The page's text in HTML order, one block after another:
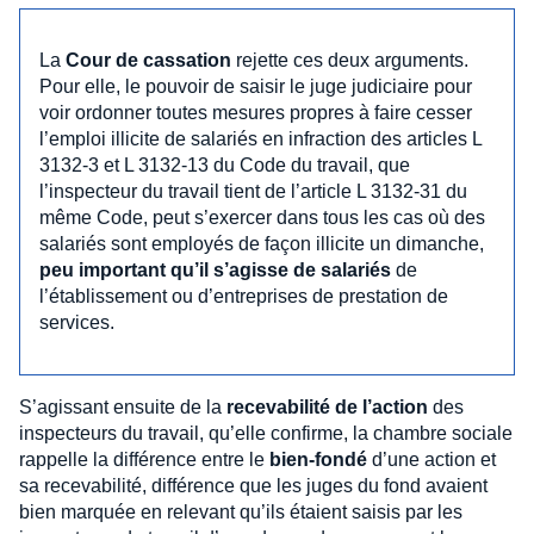
La Cour de cassation rejette ces deux arguments.
Pour elle, le pouvoir de saisir le juge judiciaire pour
voir ordonner toutes mesures propres à faire cesser
l’emploi illicite de salariés en infraction des articles L
3132-3 et L 3132-13 du Code du travail, que
l’inspecteur du travail tient de l’article L 3132-31 du
même Code, peut s’exercer dans tous les cas où des
salariés sont employés de façon illicite un dimanche,
peu important qu’il s’agisse de salariés de
l’établissement ou d’entreprises de prestation de
services.
S’agissant ensuite de la recevabilité de l’action des
inspecteurs du travail, qu’elle confirme, la chambre sociale
rappelle la différence entre le bien-fondé d’une action et
sa recevabilité, différence que les juges du fond avaient
bien marquée en relevant qu’ils étaient saisis par les